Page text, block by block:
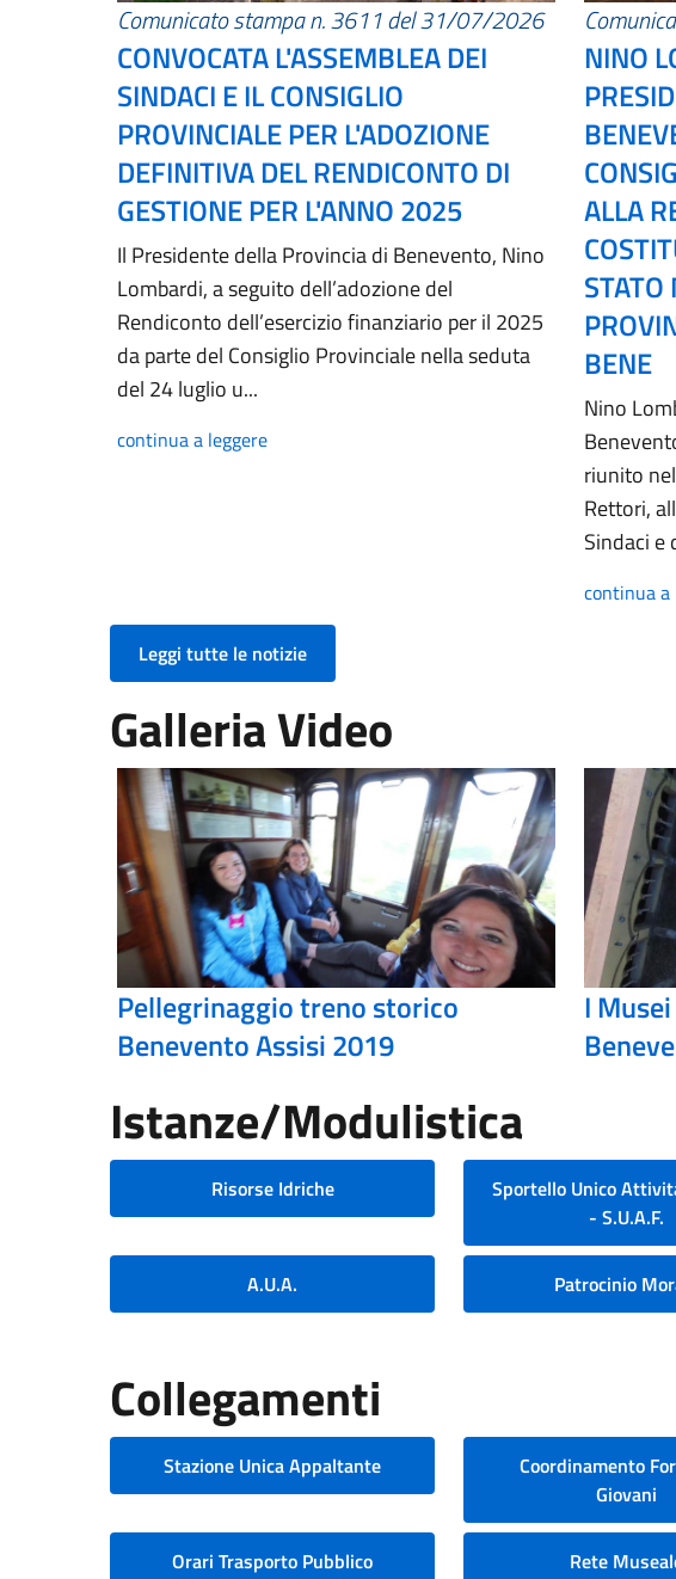
Comunicato stampa n. 3611 del 31/07/2026
CONVOCATA L'ASSEMBLEA DEI
SINDACI E IL CONSIGLIO
PROVINCIALE PER L'ADOZIONE
DEFINITIVA DEL RENDICONTO DI
GESTIONE PER L'ANNO 2025
Il Presidente della Provincia di Benevento, Nino
Lombardi, a seguito dell’adozione del
Rendiconto dell’esercizio finanziario per il 2025
da parte del Consiglio Provinciale nella seduta
del 24 luglio u...
continua a leggere
NINO
ALLA
STATO
BENE
Nino
riunito
Rettori,
Sindaci e
continua a
Leggi tutte le notizie
Galleria Video
Pellegrinaggio treno storico
Benevento Assisi 2019
I
Istanze/Modulistica
Risorse Idriche
Sportello Unico
- S.U.A.F.
A.U.A. Patrocinio
Collegamenti
Stazione Unica Appaltante
Coordinamento
Giovani
Orari Trasporto Pubblico Rete